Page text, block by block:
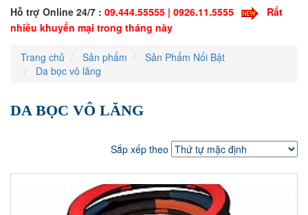
Hỗ trợ Online 24/7 : 09.444.55555 | 0926.11.5555
Rất
nhiều khuyến mại trong tháng này
Trang chủ Sản phẩm
Sản Phẩm Nổi Bật
Da bọc vô lăng
DA BỌC VÔ LĂNG
Sắp xếp theo